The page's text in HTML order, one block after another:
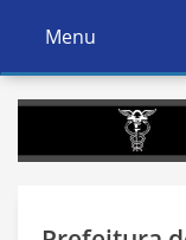
Ativar
Navegação
Menu